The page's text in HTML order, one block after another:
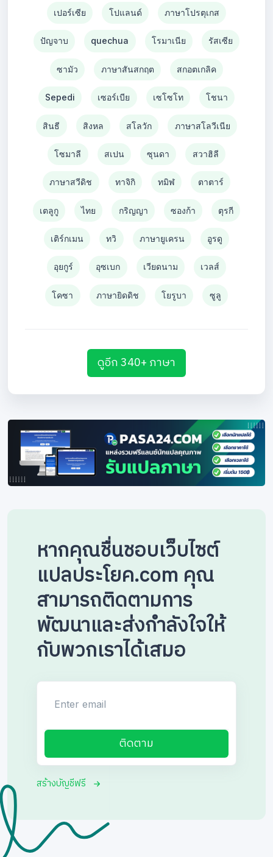
เปอร์เซีย โปแลนด์ ภาษาโปรตุเกส
ปัญจาบ quechua โรมาเนีย รัสเซีย
ซามัว ภาษาสันสกฤต สกอตเกลิค
Sepedi เซอร์เบีย เซโซโท โชนา
สินธี สิงหล สโลวัก ภาษาสโลวีเนีย
โซมาลี สเปน ซุนดา สวาฮิลี
ภาษาสวีดิช ทาจิกิ ทมิฬ ตาตาร์
เตลูกู ไทย กริญญา ซองก้า ตุรกี
เติร์กเมน ทวิ ภาษายูเครน อูรดู
อุยกูร์ อุซเบก เวียดนาม เวลส์
โคซา ภาษายิดดิช โยรูบา ซูลู
ดูอีก 340+ ภาษา
หากคุณชื่นชอบเว็บไซต์
แปลประโยค.com คุณ
สามารถติดตามการ
พัฒนาและส่งกำลังใจให้
กับพวกเราได้เสมอ
ติดตาม
สร้างบัญชีฟรี